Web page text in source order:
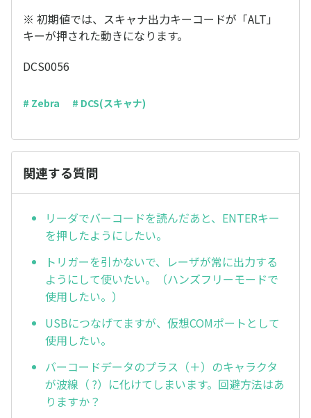
※ 初期値では、スキャナ出力キーコードが「ALT」
キーが押された動きになります。
DCS0056
# Zebra # DCS(スキャナ)
関連する質問
リーダでバーコードを読んだあと、ENTERキー
を押したようにしたい。
トリガーを引かないで、レーザが常に出力する
ようにして使いたい。（ハンズフリーモードで
使用したい。）
USBにつなげてますが、仮想COMポートとして
使用したい。
バーコードデータのプラス（＋）のキャラクタ
が波線（ ?）に化けてしまいます。回避方法はあ
りますか？